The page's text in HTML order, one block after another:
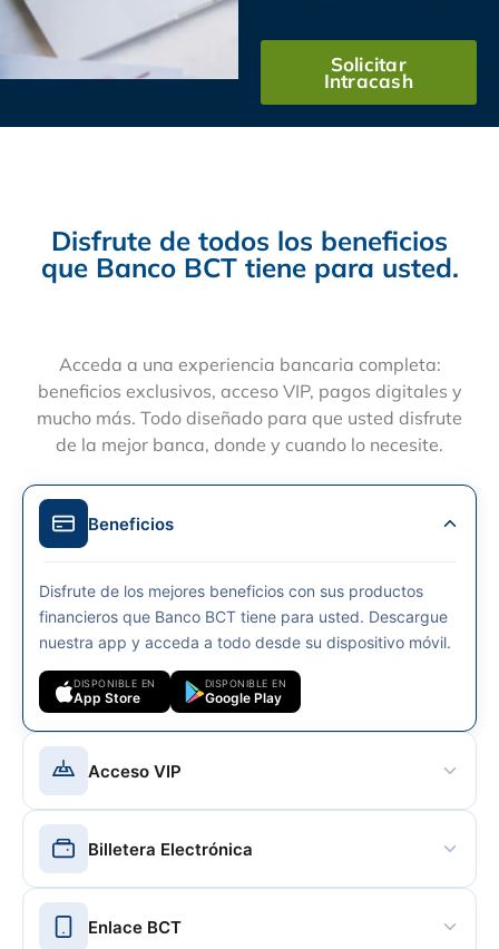
Solicitar
Intracash
Disfrute de todos los beneficios
que Banco BCT tiene para usted.
Acceda a una experiencia bancaria completa:
beneficios exclusivos, acceso VIP, pagos digitales y
mucho más. Todo diseñado para que usted disfrute
de la mejor banca, donde y cuando lo necesite.
Beneficios
Disfrute de los mejores beneficios con sus productos
financieros que Banco BCT tiene para usted. Descargue
nuestra app y acceda a todo desde su dispositivo móvil.
DISPONIBLE EN
App Store
DISPONIBLE EN
Google Play
Acceso VIP
Disfrute el Nuevo VIP Lounge del aeropuerto Juan
Santamaría al presentar su tarjeta de crédito Empresarial,
Infinite, Platinum.
Leer más
Billetera Electrónica
Realice sus compras sin necesidad de portar dinero en
efectivo o sus tarjetas de crédito o débito de Banco BCT.
Enlace BCT